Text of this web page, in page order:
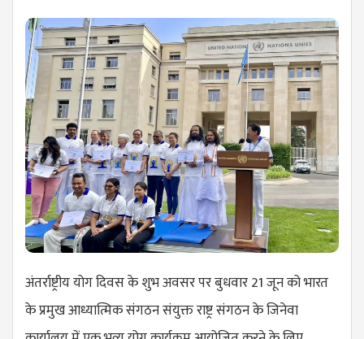
अंतर्राष्ट्रीय योग दिवस के शुभ अवसर पर बुधवार 21 जून को भारत
के प्रमुख आध्यात्मिक संगठन संयुक्त राष्ट्र संगठन के जिनेवा